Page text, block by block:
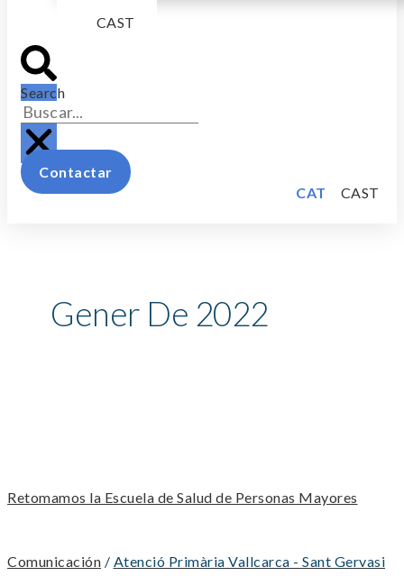
CATCAST
Search
Contactar
CAT
CAST
Gener De 2022
Retomamos la Escuela de Salud de Personas Mayores
Comunicación / Atenció Primària Vallcarca - Sant Gervasi